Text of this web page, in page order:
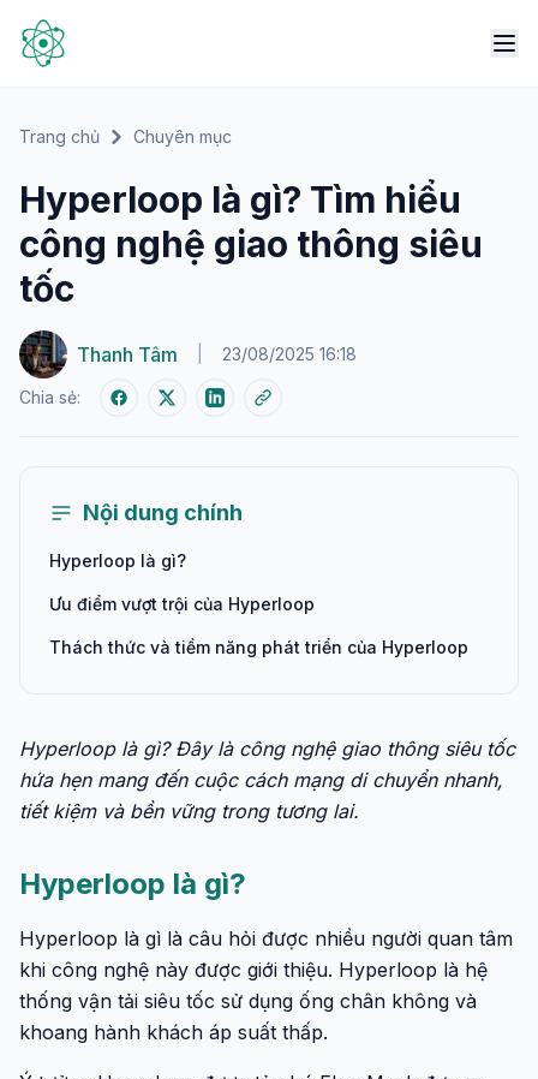
Trang chủ Chuyên mục
Hyperloop là gì? Tìm hiểu
công nghệ giao thông siêu
tốc
Thanh Tâm 23/08/2025 16:18
Chia sẻ:
Nội dung chính
Hyperloop là gì?
Ưu điểm vượt trội của Hyperloop
Thách thức và tiềm năng phát triển của Hyperloop
Hyperloop là gì? Đây là công nghệ giao thông siêu tốc
hứa hẹn mang đến cuộc cách mạng di chuyển nhanh,
tiết kiệm và bền vững trong tương lai.
Hyperloop là gì?
Hyperloop là gì là câu hỏi được nhiều người quan tâm
khi công nghệ này được giới thiệu. Hyperloop là hệ
thống vận tải siêu tốc sử dụng ống chân không và
khoang hành khách áp suất thấp.